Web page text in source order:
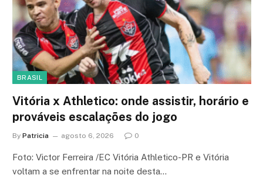
BRASIL
Vitória x Athletico: onde assistir, horário e
prováveis escalações do jogo
By Patricia agosto 6, 2026 0
Foto: Victor Ferreira /EC Vitória Athletico-PR e Vitória
voltam a se enfrentar na noite desta…